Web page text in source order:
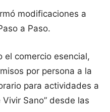
modificaciones a
a Paso.
el comercio esencial,
por persona a la
para actividades a
Sano” desde las